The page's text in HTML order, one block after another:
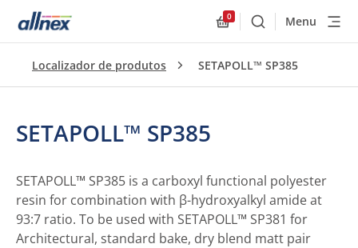
0
BuscarMenu
Localizador de produtos SETAPOLL™ SP385
SETAPOLL™ SP385
SETAPOLL™ SP385 is a carboxyl functional polyester
resin for combination with β-hydroxyalkyl amide at
93:7 ratio. To be used with SETAPOLL™ SP381 for
Architectural, standard bake, dry blend matt pair